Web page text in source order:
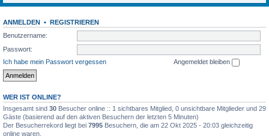
ANMELDEN • REGISTRIEREN
Benutzername:
Passwort:
Ich habe mein Passwort vergessen
Angemeldet bleiben
WER IST ONLINE?
Insgesamt sind 30 Besucher online :: 1 sichtbares Mitglied, 0 unsichtbare Mitglieder und 29
Gäste (basierend auf den aktiven Besuchern der letzten 5 Minuten)
Der Besucherrekord liegt bei 7995 Besuchern, die am 22 Okt 2025 - 20:03 gleichzeitig
online waren.